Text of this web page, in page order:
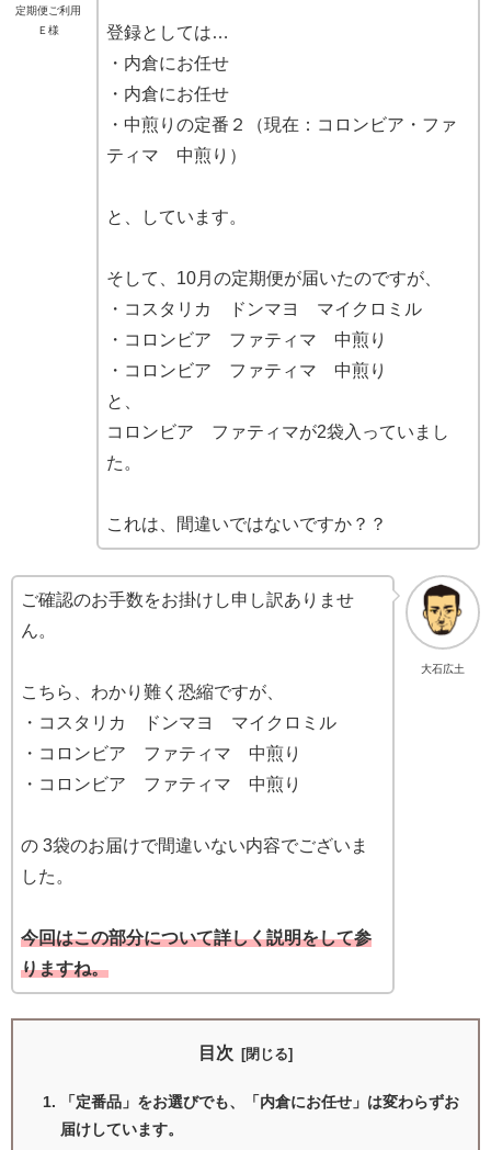
定期便ご利用
Ｅ様
登録としては…
・内倉にお任せ
・内倉にお任せ
・中煎りの定番２（現在：コロンビア・ファ
ティマ 中煎り）
と、しています。
そして、10月の定期便が届いたのですが、
・コスタリカ ドンマヨ マイクロミル
・コロンビア ファティマ 中煎り
・コロンビア ファティマ 中煎り
と、
コロンビア ファティマが2袋入っていまし
た。
これは、間違いではないですか？？
大石広土
ご確認のお手数をお掛けし申し訳ありませ
ん。
こちら、わかり難く恐縮ですが、
・コスタリカ ドンマヨ マイクロミル
・コロンビア ファティマ 中煎り
・コロンビア ファティマ 中煎り
の 3袋のお届けで間違いない内容でございま
した。
今回はこの部分について詳しく説明をして参
りますね。
目次
「定番品」をお選びでも、「内倉にお任せ」は変わらずお
届けしています。